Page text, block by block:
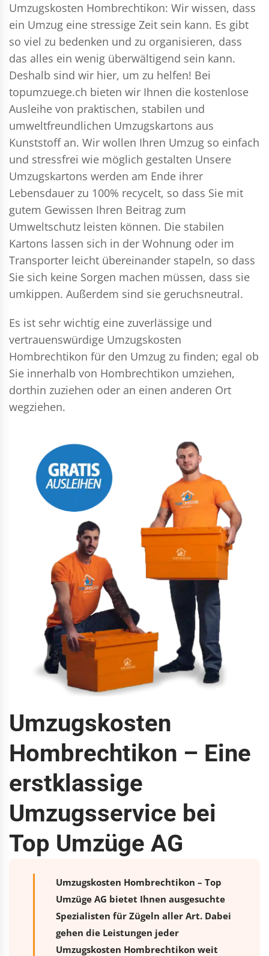
Umzugskosten Hombrechtikon: Wir wissen, dass
ein Umzug eine stressige Zeit sein kann. Es gibt
so viel zu bedenken und zu organisieren, dass
das alles ein wenig überwältigend sein kann.
Deshalb sind wir hier, um zu helfen! Bei
topumzuege.ch bieten wir Ihnen die kostenlose
Ausleihe von praktischen, stabilen und
umweltfreundlichen Umzugskartons aus
Kunststoff an. Wir wollen Ihren Umzug so einfach
und stressfrei wie möglich gestalten Unsere
Umzugskartons werden am Ende ihrer
Lebensdauer zu 100% recycelt, so dass Sie mit
gutem Gewissen Ihren Beitrag zum
Umweltschutz leisten können. Die stabilen
Kartons lassen sich in der Wohnung oder im
Transporter leicht übereinander stapeln, so dass
Sie sich keine Sorgen machen müssen, dass sie
umkippen. Außerdem sind sie geruchsneutral.
Es ist sehr wichtig eine zuverlässige und
vertrauenswürdige Umzugskosten
Hombrechtikon für den Umzug zu finden; egal ob
Sie innerhalb von Hombrechtikon umziehen,
dorthin zuziehen oder an einen anderen Ort
wegziehen.
Umzugskosten
Hombrechtikon – Eine
erstklassige
Umzugsservice bei
Top Umzüge AG
Umzugskosten Hombrechtikon – Top
Umzüge AG bietet Ihnen ausgesuchte
Spezialisten für Zügeln aller Art. Dabei
gehen die Leistungen jeder
Umzugskosten Hombrechtikon weit